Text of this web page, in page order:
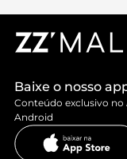
Baixe o nosso
Conteúdo exclusivo no
Android